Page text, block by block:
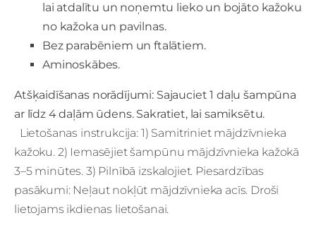
lai atdalītu un noņemtu lieko un bojāto kažoku
no kažoka un pavilnas.
Bez parabēniem un ftalātiem.
Aminoskābes.
Atšķaidīšanas norādījumi: Sajauciet 1 daļu šampūna
ar līdz 4 daļām ūdens. Sakratiet, lai samiksētu.
Lietošanas instrukcija: 1) Samitriniet mājdzīvnieka
kažoku. 2) Iemasējiet šampūnu mājdzīvnieka kažokā
3–5 minūtes. 3) Pilnībā izskalojiet. Piesardzības
pasākumi: Neļaut nokļūt mājdzīvnieka acīs. Droši
lietojams ikdienas lietošanai.